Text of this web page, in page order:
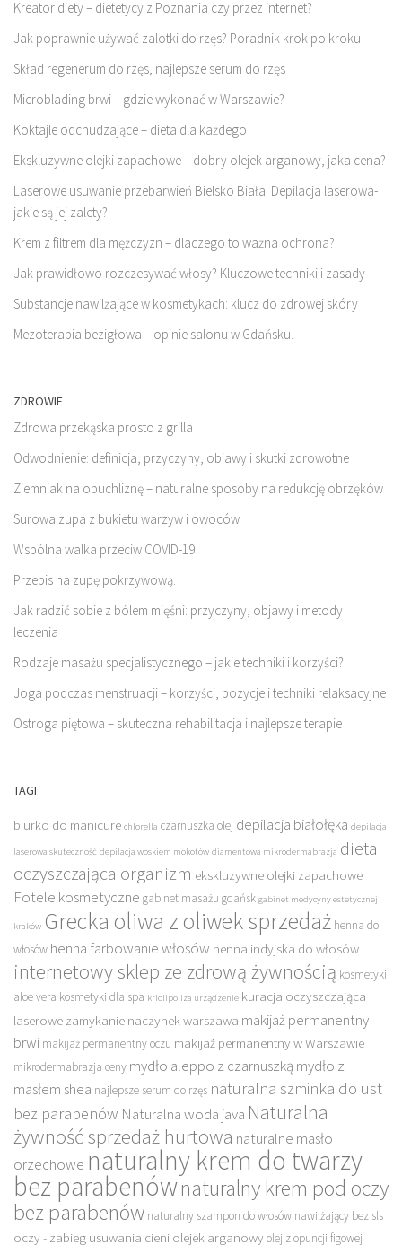
Kreator diety – dietetycy z Poznania czy przez internet?
Jak poprawnie używać zalotki do rzęs? Poradnik krok po kroku
Skład regenerum do rzęs, najlepsze serum do rzęs
Microblading brwi – gdzie wykonać w Warszawie?
Koktajle odchudzające – dieta dla każdego
Ekskluzywne olejki zapachowe – dobry olejek arganowy, jaka cena?
Laserowe usuwanie przebarwień Bielsko Biała. Depilacja laserowa-
jakie są jej zalety?
Krem z filtrem dla mężczyzn – dlaczego to ważna ochrona?
Jak prawidłowo rozczesywać włosy? Kluczowe techniki i zasady
Substancje nawilżające w kosmetykach: klucz do zdrowej skóry
Mezoterapia bezigłowa – opinie salonu w Gdańsku.
ZDROWIE
Zdrowa przekąska prosto z grilla
Odwodnienie: definicja, przyczyny, objawy i skutki zdrowotne
Ziemniak na opuchliznę – naturalne sposoby na redukcję obrzęków
Surowa zupa z bukietu warzyw i owoców
Wspólna walka przeciw COVID-19
Przepis na zupę pokrzywową.
Jak radzić sobie z bólem mięśni: przyczyny, objawy i metody
leczenia
Rodzaje masażu specjalistycznego – jakie techniki i korzyści?
Joga podczas menstruacji – korzyści, pozycje i techniki relaksacyjne
Ostroga piętowa – skuteczna rehabilitacja i najlepsze terapie
TAGI
biurko do manicure chlorella czarnuszka olej depilacja białołęka depilacja
laserowa skuteczność depilacja woskiem mokotów diamentowa mikrodermabrazja dieta
oczyszczająca organizm ekskluzywne olejki zapachowe
Fotele kosmetyczne gabinet masażu gdańsk gabinet medycyny estetycznej
kraków Grecka oliwa z oliwek sprzedaż henna do
włosów henna farbowanie włosów henna indyjska do włosów
internetowy sklep ze zdrową żywnością kosmetyki
aloe vera kosmetyki dla spa kriolipoliza urządzenie kuracja oczyszczająca
laserowe zamykanie naczynek warszawa makijaż permanentny
brwi makijaż permanentny oczu makijaż permanentny w Warszawie
mikrodermabrazja ceny mydło aleppo z czarnuszką mydło z
masłem shea najlepsze serum do rzęs naturalna szminka do ust
bez parabenów Naturalna woda java Naturalna
żywność sprzedaż hurtowa naturalne masło
orzechowe naturalny krem do twarzy
bez parabenównaturalny krem pod oczy
bez parabenów naturalny szampon do włosów nawilżający bez sls
oczy - zabieg usuwania cieni olejek arganowy olej z opuncji figowej